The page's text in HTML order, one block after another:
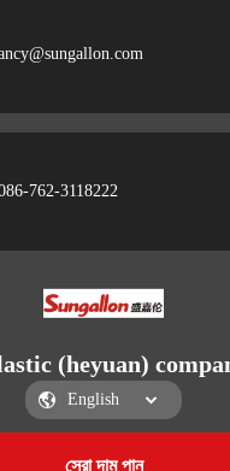
সেরা দাম পান
762-3118222
(heyuan)